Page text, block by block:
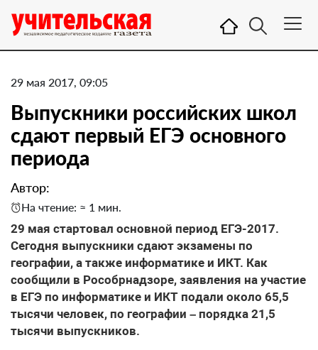
29 мая 2017, 09:05
Выпускники российских школ
сдают первый ЕГЭ основного
периода
Автор:
На чтение: ≈ 1 мин.
29 мая стартовал основной период ЕГЭ-2017.
Сегодня выпускники сдают экзамены по
географии, а также информатике и ИКТ. Как
сообщили в Рособрнадзоре, заявления на участие
в ЕГЭ по информатике и ИКТ подали около 65,5
тысячи человек, по географии – порядка 21,5
тысячи выпускников.